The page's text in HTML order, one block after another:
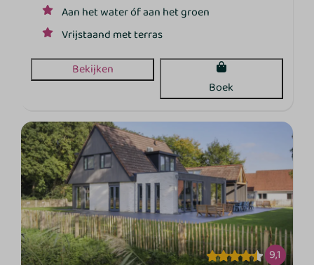
Aan het water óf aan het groen
Vrijstaand met terras
Bekijken
Boek
9,1